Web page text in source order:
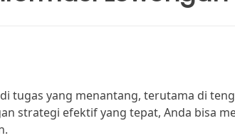
tugas yang menantang, terutama di
strategi efektif yang tepat, Anda bisa